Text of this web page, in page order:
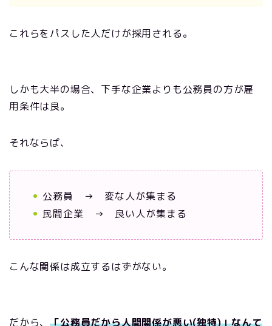
これらをパスした人だけが採用される。
しかも大半の場合、下手な企業よりも公務員の方が雇
用条件は良。
それならば、
公務員 → 変な人が集まる
民間企業 → 良い人が集まる
こんな関係は成立するはずがない。
だから、「公務員だから人間関係が悪い(独特)」なんて